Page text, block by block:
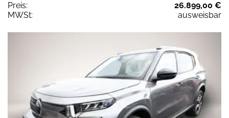
Preis:
26.899,00 €
MWSt:
ausweisbar